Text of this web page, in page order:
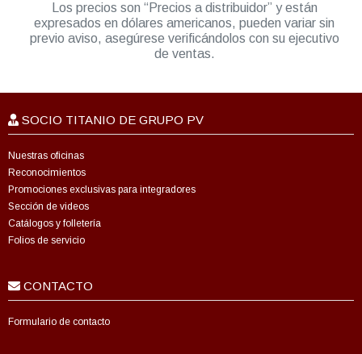
Los precios son “Precios a distribuidor” y están
expresados en dólares americanos, pueden variar sin
previo aviso, asegúrese verificándolos con su ejecutivo
de ventas.
SOCIO TITANIO DE GRUPO PV
Nuestras oficinas
Reconocimientos
Promociones exclusivas para integradores
Sección de videos
Catálogos y folletería
Folios de servicio
CONTACTO
Formulario de contacto